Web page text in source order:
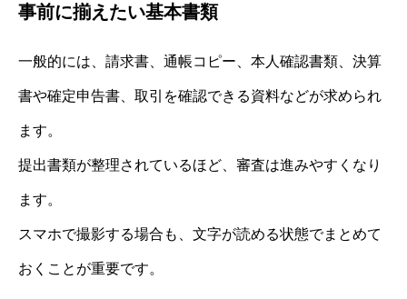
事前に揃えたい基本書類
一般的には、請求書、通帳コピー、本人確認書類、決算
書や確定申告書、取引を確認できる資料などが求められ
ます。
提出書類が整理されているほど、審査は進みやすくなり
ます。
スマホで撮影する場合も、文字が読める状態でまとめて
おくことが重要です。